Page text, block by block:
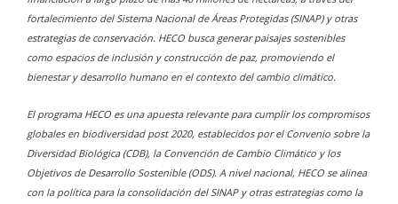
fortalecimiento del Sistema Nacional de Áreas Protegidas (SINAP) y otras
estrategias de conservación. HECO busca generar paisajes sostenibles
como espacios de inclusión y construcción de paz, promoviendo el
bienestar y desarrollo humano en el contexto del cambio climático.
El programa HECO es una apuesta relevante para cumplir los compromisos
globales en biodiversidad post 2020, establecidos por el Convenio sobre la
Diversidad Biológica (CDB), la Convención de Cambio Climático y los
Objetivos de Desarrollo Sostenible (ODS). A nivel nacional, HECO se alinea
con la política para la consolidación del SINAP y otras estrategias como la